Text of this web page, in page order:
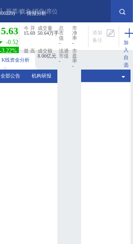
情报分析
股票/概念/消息/席位
-0.52
-3.22%
今 开
15.69
成交量
50.64万手
总
市
值
-
市
净
率
-
最 高 成交额
8.00亿元
流通
市值
-
市
盈
率
-
最 低
15.43
换手率
0%
添加
备注
加
入
自
选
K线资金分析
新闻扫描
全部公告 机构研报